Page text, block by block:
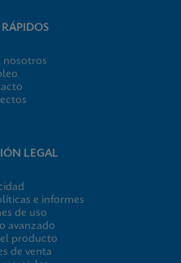
RÁPIDOS
nosotros
LEGAL
e informes
de uso
avanzado
producto
de venta